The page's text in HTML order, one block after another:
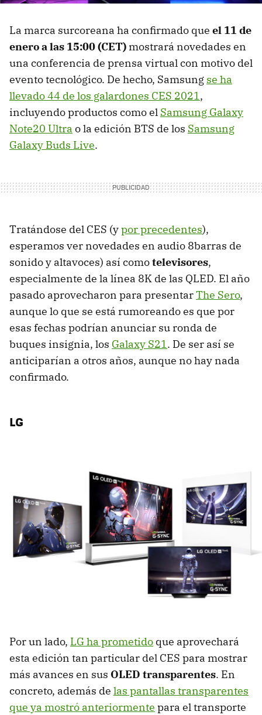
La marca surcoreana ha confirmado que el 11 de
enero a las 15:00 (CET) mostrará novedades en
una conferencia de prensa virtual con motivo del
evento tecnológico. De hecho, Samsung se ha
llevado 44 de los galardones CES 2021 ,
incluyendo productos como el Samsung Galaxy
Note20 Ultra o la edición BTS de los Samsung
Galaxy Buds Live.
Tratándose del CES (ypor precedentes),
esperamos ver novedades en audio 8barras de
sonido y altavoces) así comotelevisores,
especialmente de la línea 8K de las QLED. El año
pasado aprovecharon para presentarThe Sero,
aunque lo que se está rumoreando es que por
esas fechas podrían anunciar su ronda de
buques insignia, los Galaxy S21 . De ser así se
anticiparían a otros años, aunque no hay nada
confirmado.
LG
Por un lado, LG ha prometido que aprovechará
esta edición tan particular del CES para mostrar
más avances en sus OLED transparentes. En
concreto, además de las pantallas transparentes
que ya mostró anteriormente para el transporte